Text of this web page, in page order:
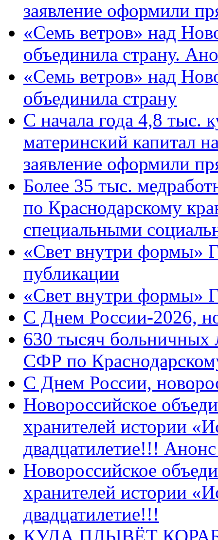
заявление оформили
«Семь ветров» над
объединила страну.
«Семь ветров» над
объединила страну
С начала года 4,8 тыс.
материнский капитал
заявление оформили
Более 35 тыс.
по Краснодарскому
специальными
«Свет внутри формы»
публикации
«Свет внутри формы»
C Днем России-2026,
630 тысяч больничных
СФР по
C Днем России,
Новороссийское
хранителей истории
двадцатилетие!!!
Новороссийское
хранителей истории
двадцатилетие!!!
КУДА ПЛЫВЁТ